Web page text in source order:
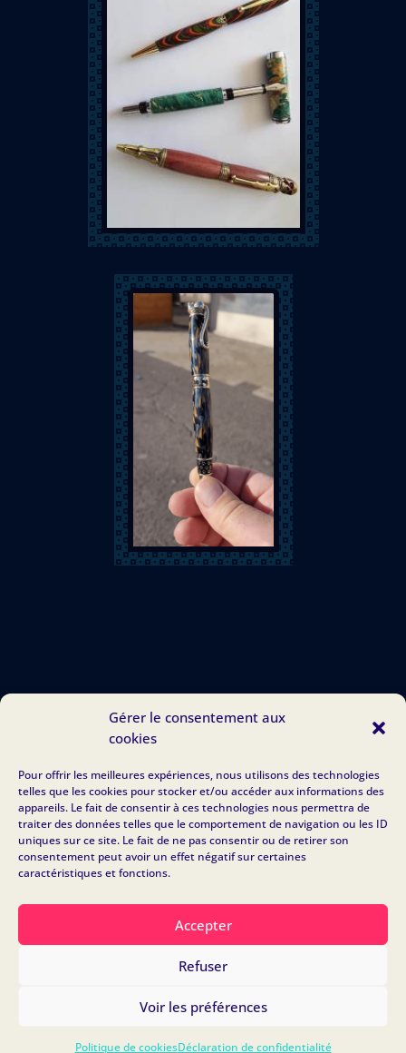
Gérer le consentement aux
cookies
Pour offrir les meilleures expériences, nous utilisons des technologies
telles que les cookies pour stocker et/ou accéder aux informations des
appareils. Le fait de consentir à ces technologies nous permettra de
traiter des données telles que le comportement de navigation ou les ID
uniques sur ce site. Le fait de ne pas consentir ou de retirer son
consentement peut avoir un effet négatif sur certaines
caractéristiques et fonctions.
Accepter
Refuser
Voir les préférences
Politique de cookiesDéclaration de confidentialité
Lignum Cré'Arts
Lignum Cré'Arts
Color in Web - 2025